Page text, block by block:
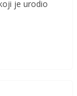
je urodio